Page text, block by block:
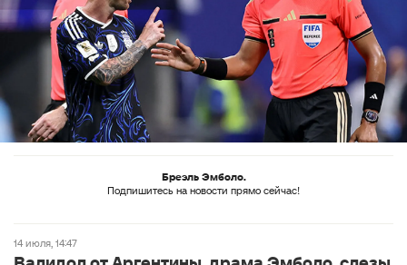
Бреэль Эмболо.
Подпишитесь на новости прямо сейчас!
14 июля, 14:47